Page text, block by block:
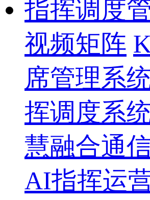
指挥调度
视频矩阵
席管理系
挥调度系
慧融合通
AI指挥运